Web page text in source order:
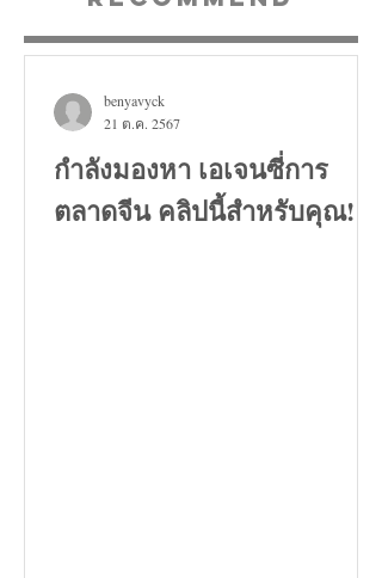
กำลังมองหา เอเจนซี่การ
ตลาดจีน คลิปนี้สำหรับคุณ!
benyavyck
21 ต.ค. 2567